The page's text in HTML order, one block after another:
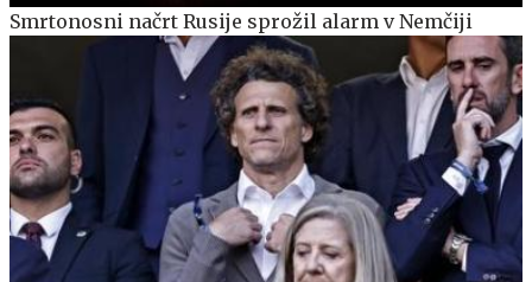
Smrtonosni načrt Rusije sprožil alarm v Nemčiji